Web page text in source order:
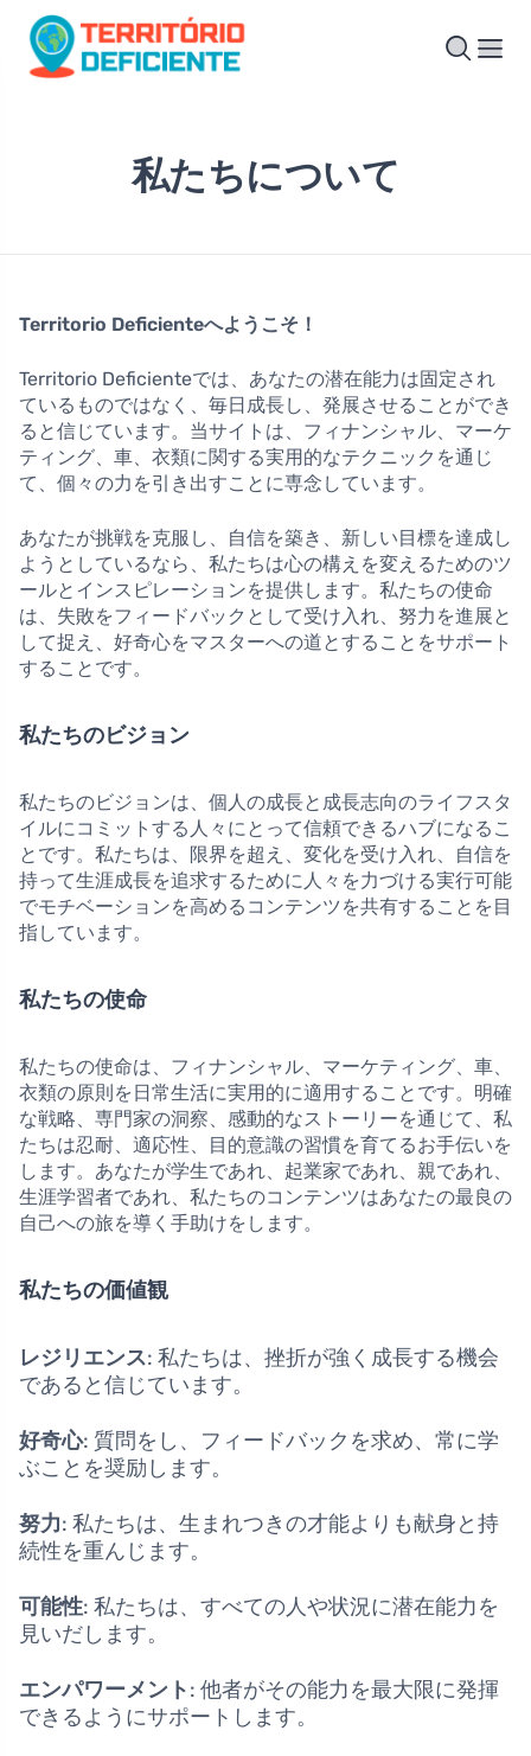
私たちについて
Territorio Deficienteへようこそ！
Territorio Deficienteでは、あなたの潜在能力は固定され
ているものではなく、毎日成長し、発展させることができ
ると信じています。当サイトは、フィナンシャル、マーケ
ティング、車、衣類に関する実用的なテクニックを通じ
て、個々の力を引き出すことに専念しています。
あなたが挑戦を克服し、自信を築き、新しい目標を達成し
ようとしているなら、私たちは心の構えを変えるためのツ
ールとインスピレーションを提供します。私たちの使命
は、失敗をフィードバックとして受け入れ、努力を進展と
して捉え、好奇心をマスターへの道とすることをサポート
することです。
私たちのビジョン
私たちのビジョンは、個人の成長と成長志向のライフスタ
イルにコミットする人々にとって信頼できるハブになるこ
とです。私たちは、限界を超え、変化を受け入れ、自信を
持って生涯成長を追求するために人々を力づける実行可能
でモチベーションを高めるコンテンツを共有することを目
指しています。
私たちの使命
私たちの使命は、フィナンシャル、マーケティング、車、
衣類の原則を日常生活に実用的に適用することです。明確
な戦略、専門家の洞察、感動的なストーリーを通じて、私
たちは忍耐、適応性、目的意識の習慣を育てるお手伝いを
します。あなたが学生であれ、起業家であれ、親であれ、
生涯学習者であれ、私たちのコンテンツはあなたの最良の
自己への旅を導く手助けをします。
私たちの価値観
レジリエンス: 私たちは、挫折が強く成長する機会
であると信じています。
好奇心: 質問をし、フィードバックを求め、常に学
ぶことを奨励します。
努力: 私たちは、生まれつきの才能よりも献身と持
続性を重んじます。
可能性: 私たちは、すべての人や状況に潜在能力を
見いだします。
エンパワーメント: 他者がその能力を最大限に発揮
できるようにサポートします。